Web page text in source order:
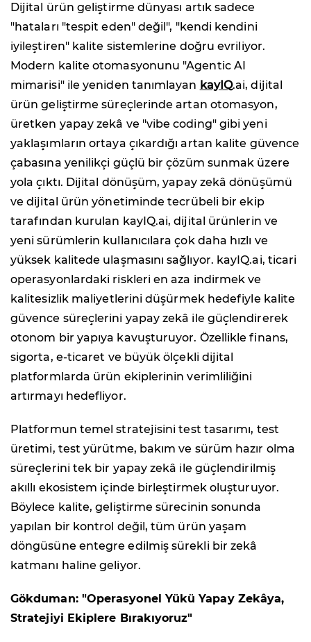
Dijital ürün geliştirme dünyası artık sadece
"hataları "tespit eden" değil", "kendi kendini
iyileştiren" kalite sistemlerine doğru evriliyor.
Modern kalite otomasyonunu "Agentic AI
mimarisi" ile yeniden tanımlayan kayIQ.ai, dijital
ürün geliştirme süreçlerinde artan otomasyon,
üretken yapay zekâ ve "vibe coding" gibi yeni
yaklaşımların ortaya çıkardığı artan kalite güvence
çabasına yenilikçi güçlü bir çözüm sunmak üzere
yola çıktı. Dijital dönüşüm, yapay zekâ dönüşümü
ve dijital ürün yönetiminde tecrübeli bir ekip
tarafından kurulan kayIQ.ai, dijital ürünlerin ve
yeni sürümlerin kullanıcılara çok daha hızlı ve
yüksek kalitede ulaşmasını sağlıyor. kayIQ.ai, ticari
operasyonlardaki riskleri en aza indirmek ve
kalitesizlik maliyetlerini düşürmek hedefiyle kalite
güvence süreçlerini yapay zekâ ile güçlendirerek
otonom bir yapıya kavuşturuyor. Özellikle finans,
sigorta, e-ticaret ve büyük ölçekli dijital
platformlarda ürün ekiplerinin verimliliğini
artırmayı hedefliyor.
Platformun temel stratejisini test tasarımı, test
üretimi, test yürütme, bakım ve sürüm hazır olma
süreçlerini tek bir yapay zekâ ile güçlendirilmiş
akıllı ekosistem içinde birleştirmek oluşturuyor.
Böylece kalite, geliştirme sürecinin sonunda
yapılan bir kontrol değil, tüm ürün yaşam
döngüsüne entegre edilmiş sürekli bir zekâ
katmanı haline geliyor.
Gökduman: "Operasyonel Yükü Yapay Zekâya,
Stratejiyi Ekiplere Bırakıyoruz"